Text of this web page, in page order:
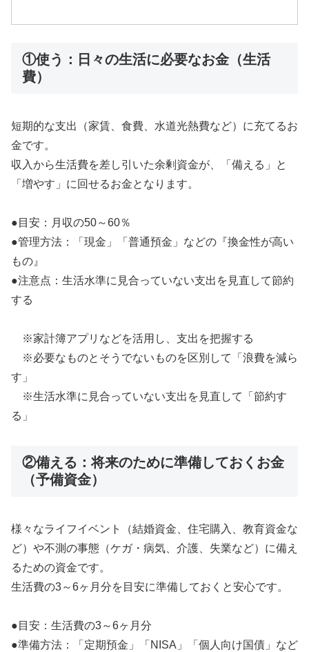
①使う：日々の生活に必要なお金（生活
費）
短期的な支出（家賃、食費、水道光熱費など）に充てるお
金です。
収入から生活費を差し引いた余剰資金が、「備える」と
「増やす」に回せるお金となります。
●目安：月収の50～60％
●管理方法：「現金」「普通預金」などの『換金性が高い
もの』
●注意点：生活水準に見合っていない支出を見直して節約
する
※家計簿アプリなどを活用し、支出を把握する
※必要なものとそうでないものを区別して「浪費を減ら
す」
※生活水準に見合っていない支出を見直して「節約す
る」
②備える：将来のために準備しておくお金
（予備資金）
様々なライフイベント（結婚資金、住宅購入、教育資金な
ど）や不測の事態（ケガ・病気、介護、失業など）に備え
るための資金です。
生活費の3～6ヶ月分を目安に準備しておくと安心です。
●目安：生活費の3～6ヶ月分
●準備方法：「定期預金」「NISA」「個人向け国債」など